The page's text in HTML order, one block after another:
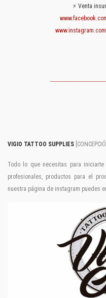
⚡️ Venta
VIGIO TATTOO SUPPLIES
Todo lo que necesitas para
profesionales, productos para el
nuestra página de instagram puedes